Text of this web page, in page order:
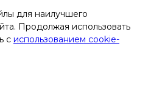
для наилучшего
Продолжая использовать
с использованием cookie-